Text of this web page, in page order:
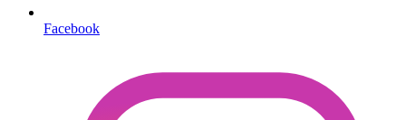
Facebook